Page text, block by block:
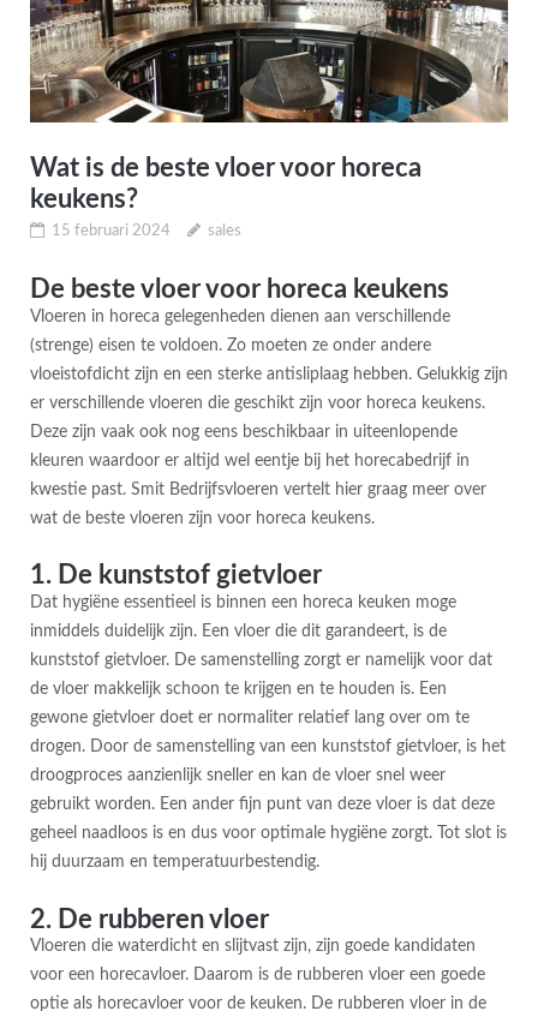
Wat is de beste vloer voor horeca
keukens?
15 februari 2024 sales
De beste vloer voor horeca keukens
Vloeren in horeca gelegenheden dienen aan verschillende
(strenge) eisen te voldoen. Zo moeten ze onder andere
vloeistofdicht zijn en een sterke antisliplaag hebben. Gelukkig zijn
er verschillende vloeren die geschikt zijn voor horeca keukens.
Deze zijn vaak ook nog eens beschikbaar in uiteenlopende
kleuren waardoor er altijd wel eentje bij het horecabedrijf in
kwestie past. Smit Bedrijfsvloeren vertelt hier graag meer over
wat de beste vloeren zijn voor horeca keukens.
1. De kunststof gietvloer
Dat hygiëne essentieel is binnen een horeca keuken moge
inmiddels duidelijk zijn. Een vloer die dit garandeert, is de
kunststof gietvloer. De samenstelling zorgt er namelijk voor dat
de vloer makkelijk schoon te krijgen en te houden is. Een
gewone gietvloer doet er normaliter relatief lang over om te
drogen. Door de samenstelling van een kunststof gietvloer, is het
droogproces aanzienlijk sneller en kan de vloer snel weer
gebruikt worden. Een ander fijn punt van deze vloer is dat deze
geheel naadloos is en dus voor optimale hygiëne zorgt. Tot slot is
hij duurzaam en temperatuurbestendig.
2. De rubberen vloer
Vloeren die waterdicht en slijtvast zijn, zijn goede kandidaten
voor een horecavloer. Daarom is de rubberen vloer een goede
optie als horecavloer voor de keuken. De rubberen vloer in de